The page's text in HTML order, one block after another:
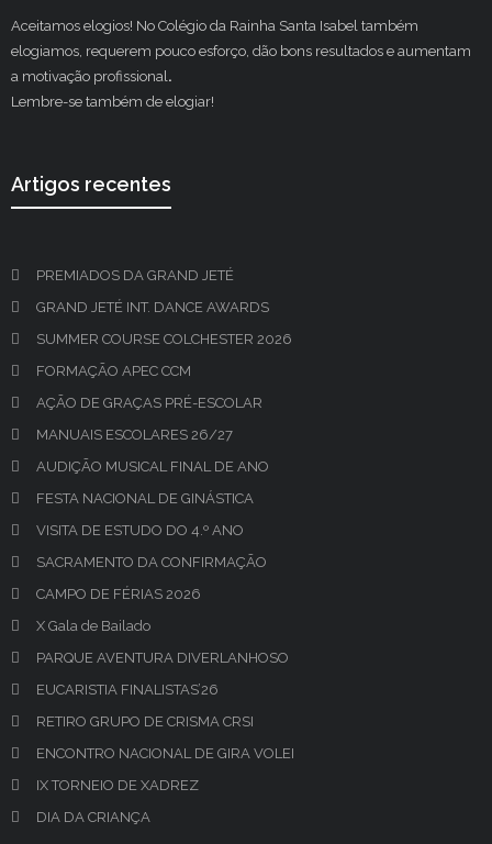
Aceitamos elogios! No Colégio da Rainha Santa Isabel também
elogiamos, requerem pouco esforço, dão bons resultados e aumentam
a motivação profissional.
Lembre-se também de elogiar!
Artigos recentes
PREMIADOS DA GRAND JETÉ
GRAND JETÉ INT. DANCE AWARDS
SUMMER COURSE COLCHESTER 2026
FORMAÇÃO APEC CCM
AÇÃO DE GRAÇAS PRÉ-ESCOLAR
MANUAIS ESCOLARES 26/27
AUDIÇÃO MUSICAL FINAL DE ANO
FESTA NACIONAL DE GINÁSTICA
VISITA DE ESTUDO DO 4.º ANO
SACRAMENTO DA CONFIRMAÇÃO
CAMPO DE FÉRIAS 2026
X Gala de Bailado
PARQUE AVENTURA DIVERLANHOSO
EUCARISTIA FINALISTAS’26
RETIRO GRUPO DE CRISMA CRSI
ENCONTRO NACIONAL DE GIRA VOLEI
IX TORNEIO DE XADREZ
DIA DA CRIANÇA